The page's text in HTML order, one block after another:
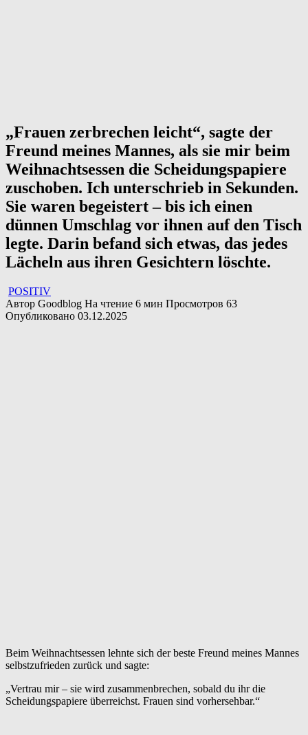
„Frauen zerbrechen leicht“, sagte der
Freund meines Mannes, als sie mir beim
Weihnachtsessen die Scheidungspapiere
zuschoben. Ich unterschrieb in Sekunden.
Sie waren begeistert – bis ich einen
dünnen Umschlag vor ihnen auf den Tisch
legte. Darin befand sich etwas, das jedes
Lächeln aus ihren Gesichtern löschte.
POSITIV
Автор Goodblog На чтение 6 мин Просмотров 63
Опубликовано 03.12.2025
Beim Weihnachtsessen lehnte sich der beste Freund meines Mannes
selbstzufrieden zurück und sagte:
„Vertrau mir – sie wird zusammenbrechen, sobald du ihr die
Scheidungspapiere überreichst. Frauen sind vorhersehbar.“